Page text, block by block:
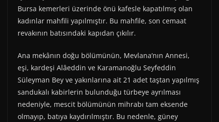
Bursa kemerleri üzerinde önü kafesle kapatılmış olan
kadınlar mahfili yapılmıştır. Bu mahfile, son cemaat
revakının batısındaki kapıdan çıkılır.
Ana mekânın doğu bölümünün, Mevlana’nın Annesi,
eşi, kardeşi Alâeddin ve Karamanoğlu Seyfeddin
Süleyman Bey ve yakınlarına ait 21 adet taştan yapılmış
sandukalı kabirlerin bulunduğu türbeye ayrılması
nedeniyle, mescit bölümünün mihrabı tam eksende
olmayıp, batıya kaydırılmıştır. Bu nedenle, güney